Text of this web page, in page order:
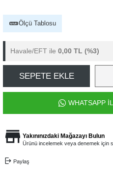
Ölçü Tablosu
Havale/EFT ile 0,00 TL (%3)
SEPETE EKLE
WHATSAPP
Yakınınızdaki Mağazayı Bulun
Ürünü incelemek veya denemek için
Paylaş